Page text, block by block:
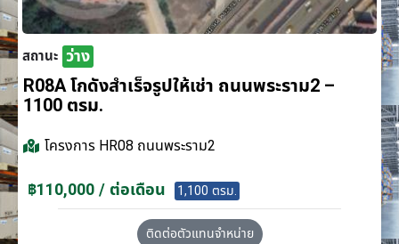
สถานะ ว่าง
R08A โกดังสำเร็จรูปให้เช่า ถนนพระราม2 –
1100 ตรม.
โครงการ HR08 ถนนพระราม2
฿110,000 / ต่อเดือน 1,100 ตรม.
ติดต่อตัวแทนจำหน่าย